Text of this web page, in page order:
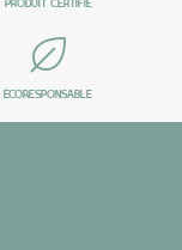
ÉCORESPONSABLE
PRODUIT CERTIFIÉ